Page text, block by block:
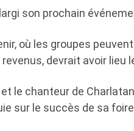
son prochain
où les groupes
revenus, devrait avoir lieu
le chanteur de
sur le succès de sa